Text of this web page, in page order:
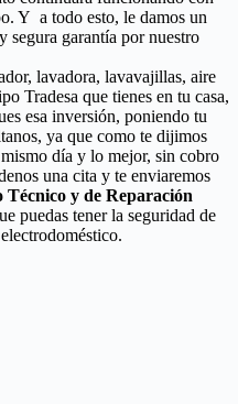
Y a todo esto, le damos un
segura garantía por nuestro
lavadora, lavavajillas, aire
Tradesa que tienes en tu casa,
esa inversión, poniendo tu
ya que como te dijimos
día y lo mejor, sin cobro
una cita y te enviaremos
Técnico y de Reparación
puedas tener la seguridad de